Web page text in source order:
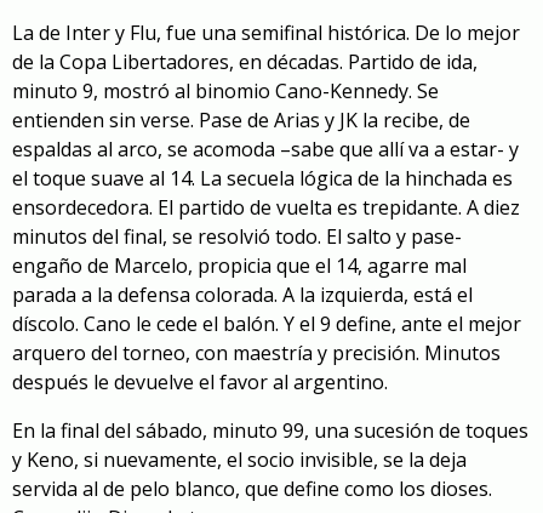
La de Inter y Flu, fue una semifinal histórica. De lo mejor
de la Copa Libertadores, en décadas. Partido de ida,
minuto 9, mostró al binomio Cano-Kennedy. Se
entienden sin verse. Pase de Arias y JK la recibe, de
espaldas al arco, se acomoda –sabe que allí va a estar- y
el toque suave al 14. La secuela lógica de la hinchada es
ensordecedora. El partido de vuelta es trepidante. A diez
minutos del final, se resolvió todo. El salto y pase-
engaño de Marcelo, propicia que el 14, agarre mal
parada a la defensa colorada. A la izquierda, está el
díscolo. Cano le cede el balón. Y el 9 define, ante el mejor
arquero del torneo, con maestría y precisión. Minutos
después le devuelve el favor al argentino.
En la final del sábado, minuto 99, una sucesión de toques
y Keno, si nuevamente, el socio invisible, se la deja
servida al de pelo blanco, que define como los dioses.